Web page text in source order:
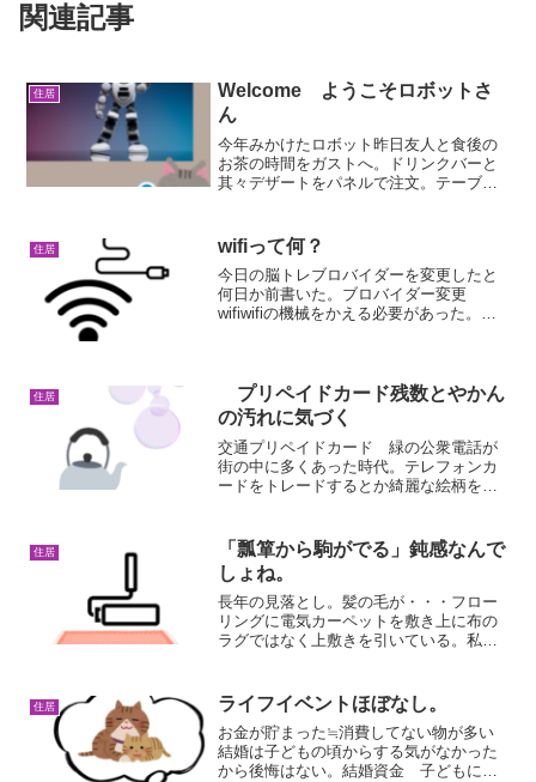
関連記事
住居
Welcome ようこそロボットさ
ん
今年みかけたロボット昨日友人と食後の
お茶の時間をガストへ。ドリンクバーと
其々デザートをパネルで注文。テーブル
ルでとまるの？コンベアーないけど？と
思ったら 配膳のカート...
住居 wifiって何？
今日の脳トレブロバイダーを変更したと
何日か前書いた。ブロバイダー変更
wifiwifiの機械をかえる必要があった。つ
に不安だ。ネット...
住居
プリペイドカード残数とやかん
の汚れに気づく
交通プリペイドカード 緑の公衆電話が
街の中に多くあった時代。テレフォンカ
ードをトレードするとか綺麗な絵柄を見
記念カードを買ってカードケースにいれ
てコレクションにしていた...
住居
「瓢箪から駒がでる」鈍感なんで
しょね。
長年の見落とし。髪の毛が・・・フロー
リングに電気カーペットを敷き上に布の
ラグではなく上敷きを引いている。私は
電気はいれずに敷いている。春 結露で
裏がびしょびしょになり、...
住居 ライフイベントほぼなし。
お金が貯まった≒消費してない物が多い
結婚は子どもの頃からする気がなかった
から後悔はない。結婚資金 子どもにか